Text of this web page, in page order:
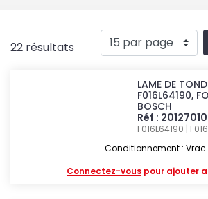
22 résultats
LAME DE
F016L64190,
BOSCH
Réf : 20127010
F016L64190 |
Conditionnement : Vrac
Connectez-vous pour ajouter